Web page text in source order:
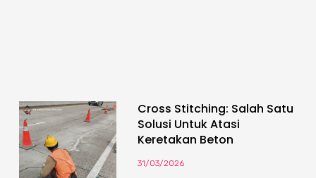
Cross Stitching: Salah Satu
Solusi Untuk Atasi
Keretakan Beton
31/03/2026